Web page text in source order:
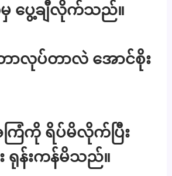
ပွေ့ချီလိုက်သည်။
ဘာလုပ်တာလဲ အောင်စိုး
ကြံကို ရိပ်မိလိုက်ပြီး
ရုန်းကန်မိသည်။